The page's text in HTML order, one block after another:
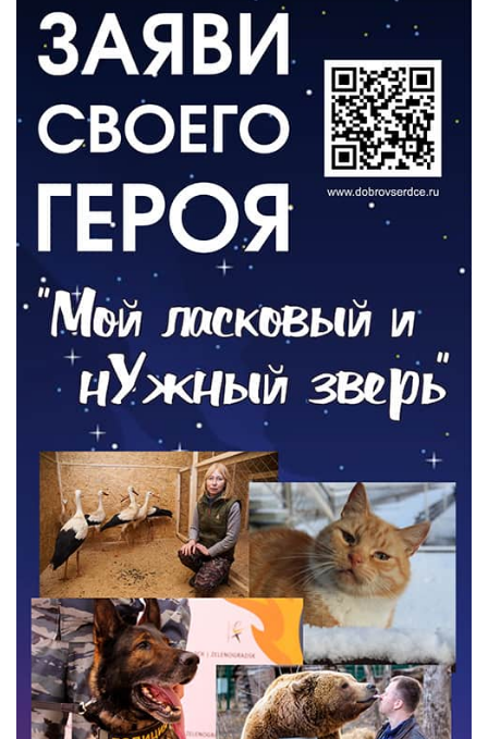
ВЛАСТЬ
День памяти и «Симфония народов»
06.08.2026
Новый настил на экотропе
05.08.2026